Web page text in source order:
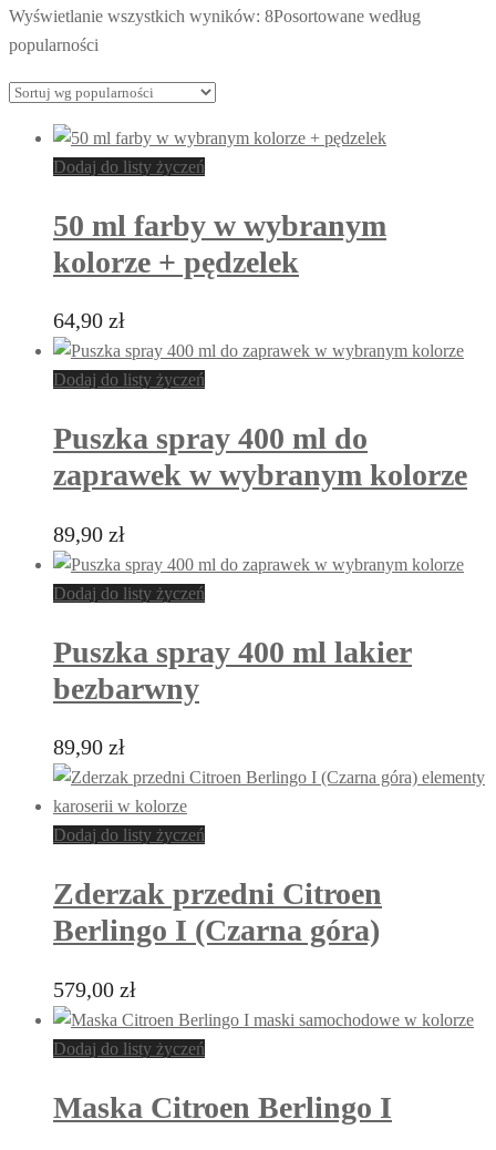
Wyświetlanie wszystkich wyników: 8Posortowane według
popularności
Dodaj do listy życzeń
50 ml farby w wybranym
kolorze + pędzelek
64,90 zł
Dodaj do listy życzeń
Puszka spray 400 ml do
zaprawek w wybranym kolorze
89,90 zł
Dodaj do listy życzeń
Puszka spray 400 ml lakier
bezbarwny
89,90 zł
Dodaj do listy życzeń
Zderzak przedni Citroen
Berlingo I (Czarna góra)
579,00 zł
Dodaj do listy życzeń
Maska Citroen Berlingo I